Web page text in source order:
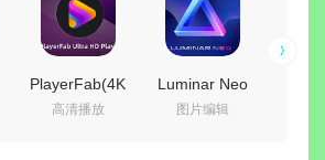
PlayerFab(4K
蓝光播放器)
高清播放
Luminar Neo
(照片AI修图软
图片编辑